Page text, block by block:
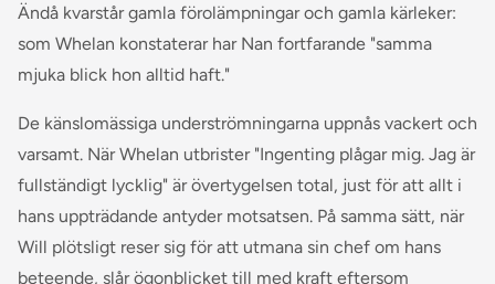
Ändå kvarstår gamla förolämpningar och gamla kärleker:
som Whelan konstaterar har Nan fortfarande "samma
mjuka blick hon alltid haft."
De känslomässiga underströmningarna uppnås vackert och
varsamt. När Whelan utbrister "Ingenting plågar mig. Jag är
fullständigt lycklig" är övertygelsen total, just för att allt i
hans uppträdande antyder motsatsen. På samma sätt, när
Will plötsligt reser sig för att utmana sin chef om hans
beteende, slår ögonblicket till med kraft eftersom